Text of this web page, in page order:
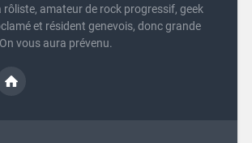
rôliste, amateur de rock progressif, geek
et résident genevois, donc grande
vous aura prévenu.